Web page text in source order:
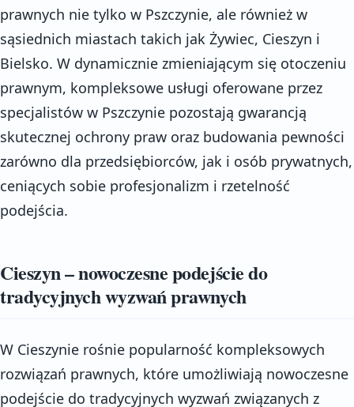
prawnych nie tylko w Pszczynie, ale również w
sąsiednich miastach takich jak Żywiec, Cieszyn i
Bielsko. W dynamicznie zmieniającym się otoczeniu
prawnym, kompleksowe usługi oferowane przez
specjalistów w Pszczynie pozostają gwarancją
skutecznej ochrony praw oraz budowania pewności
zarówno dla przedsiębiorców, jak i osób prywatnych,
ceniących sobie profesjonalizm i rzetelność
podejścia.
Cieszyn – nowoczesne podejście do
tradycyjnych wyzwań prawnych
W Cieszynie rośnie popularność kompleksowych
rozwiązań prawnych, które umożliwiają nowoczesne
podejście do tradycyjnych wyzwań związanych z